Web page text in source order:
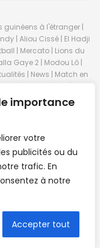
importance
votre
publicités ou du
trafic. En
à notre
Accepter tout
guinéens à l'étranger |
| Aliou Cissé | El Hadji
| Mercato | Lions du
Gaye 2 | Modou Lô |
| News | Match en
| Ligue 1 | Liga | Serie
Basket Guineens | Foot
Championnat Guinée |
nations de football |
| Senegal Equipe |
| Stade du 28
Senegal | Paris Foot |
| Live Sport | RTG |
| Eurosports | Football
de football guinéens |
.